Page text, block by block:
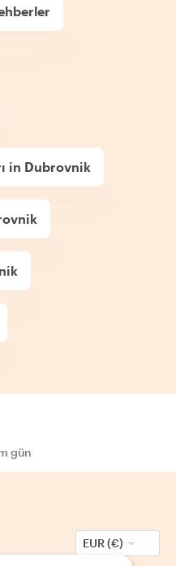
in Dubrovnik
gün
EUR (€)